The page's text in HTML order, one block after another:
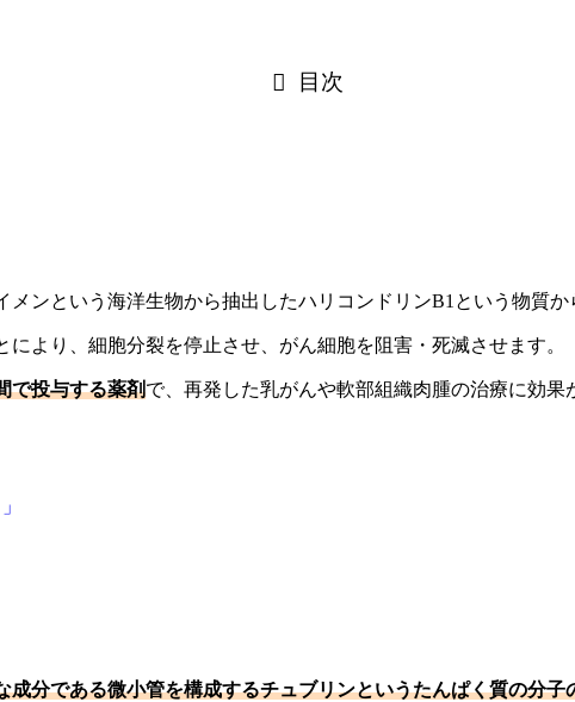
目次
メンという海洋生物から抽出したハリコンドリンB1という物質
より、細胞分裂を停止させ、がん細胞を阻害・死滅させます。
で投与する薬剤で、再発した乳がんや軟部組織肉腫の治療に効果
成分である微小管を構成するチュブリンというたんぱく質の分